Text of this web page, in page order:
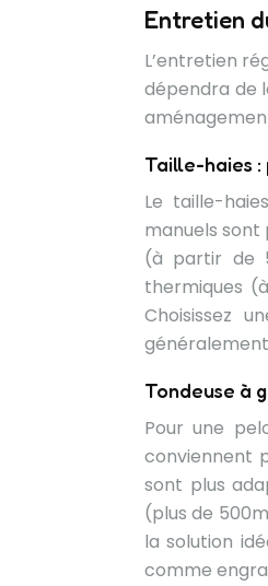
Entretien
L’entretien
dépendra de
Taille-haies
Le taille-
manuels
(à partir de
thermiques
Choisissez
Tondeuse à
Pour une
conviennent
sont plus
(plus de
la solution
comme